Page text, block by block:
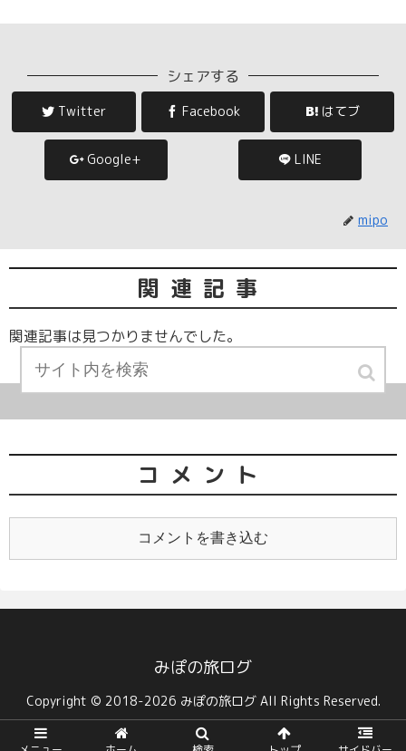
シェアする
Twitter Facebook はてブ
Google+ LINE
mipo
関連記事
関連記事は見つかりませんでした。
コメント
コメントを書き込む
みぽの旅ログ
Copyright © 2018-2026 みぽの旅ログ All Rights Reserved.